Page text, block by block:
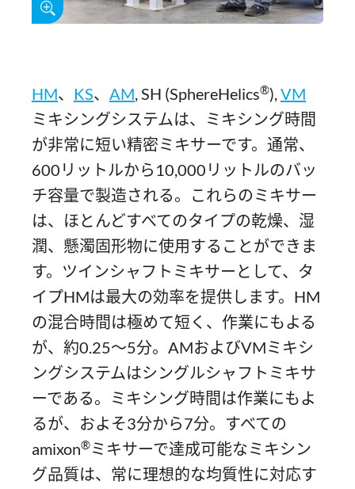
HM、 KS、 AM, SH (SphereHelics®),VM
ミキシングシステムは、ミキシング時間
が非常に短い精密ミキサーです。通常、
600リットルから10,000リットルのバッ
チ容量で製造される。これらのミキサー
は、ほとんどすべてのタイプの乾燥、湿
潤、懸濁固形物に使用することができま
す。ツインシャフトミキサーとして、タ
イプHMは最大の効率を提供します。HM
の混合時間は極めて短く、作業にもよる
が、約0.25～5分。AMおよびVMミキシ
ングシステムはシングルシャフトミキサ
ーである。ミキシング時間は作業にもよ
るが、およそ3分から7分。すべての
amixon®ミキサーで達成可能なミキシン
グ品質は、常に理想的な均質性に対応す